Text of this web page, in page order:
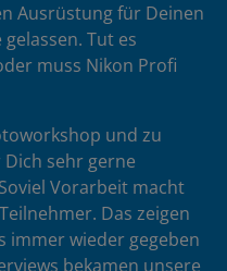
Ausrüstung für Deinen
Tut es
muss Nikon Profi
und zu
sehr gerne
Vorarbeit macht
Das zeigen
immer wieder gegeben
bekamen unsere